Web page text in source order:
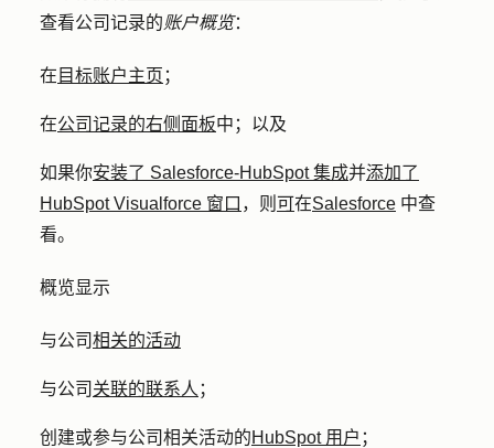
查看公司记录的账户概览：
在 目标账户主页 ；
在公司记录的右侧面板中；以及
如果你安装了 Salesforce-HubSpot 集成并添加了
HubSpot Visualforce 窗口 ，则 可在Salesforce 中查
看。
概览显示
与公司相关的活动
与公司 关联的联系人 ；
创建或参与公司相关活动的HubSpot 用户 ；